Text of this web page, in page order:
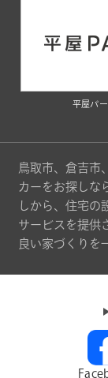
平屋パ
鳥取市、倉吉市
カーをお探しな
しから、住宅の
サービスを提供
良い家づくりを